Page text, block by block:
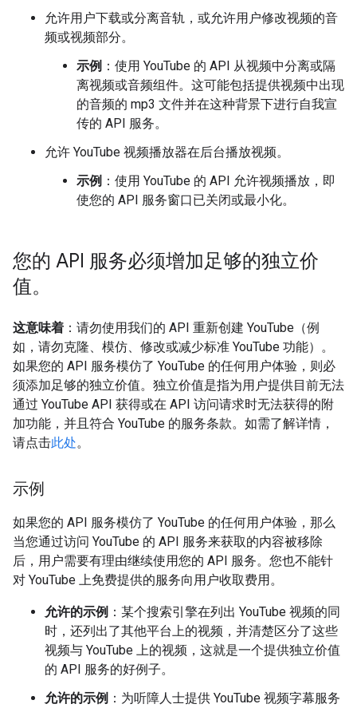
允许用户下载或分离音轨，或允许用户修改视频的音
频或视频部分。
示例 ：使用 YouTube 的 API 从视频中分离或隔
离视频或音频组件。这可能包括提供视频中出现
的音频的 mp3 文件并在这种背景下进行自我宣
传的 API 服务。
允许 YouTube 视频播放器在后台播放视频。
示例 ：使用 YouTube 的 API 允许视频播放，即
使您的 API 服务窗口已关闭或最小化。
您的 API 服务必须增加足够的独立价
值。
这意味着 ：请勿使用我们的 API 重新创建 YouTube（例
如，请勿克隆、模仿、修改或减少标准 YouTube 功能）。
如果您的 API 服务模仿了 YouTube 的任何用户体验，则必
须添加足够的独立价值。独立价值是指为用户提供目前无法
通过 YouTube API 获得或在 API 访问请求时无法获得的附
加功能，并且符合 YouTube 的服务条款。如需了解详情，
请点击此处。
示例
如果您的 API 服务模仿了 YouTube 的任何用户体验，那么
当您通过访问 YouTube 的 API 服务来获取的内容被移除
后，用户需要有理由继续使用您的 API 服务。您也不能针
对 YouTube 上免费提供的服务向用户收取费用。
允许的示例 ：某个搜索引擎在列出 YouTube 视频的同
时，还列出了其他平台上的视频，并清楚区分了这些
视频与 YouTube 上的视频，这就是一个提供独立价值
的 API 服务的好例子。
允许的示例 ：为听障人士提供 YouTube 视频字幕服务